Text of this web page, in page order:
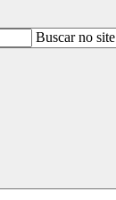
BuscarBuscar no site
Buscar